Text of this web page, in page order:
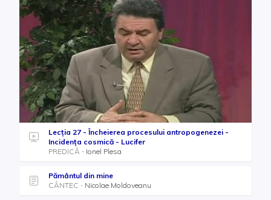
Lecția 27 - Încheierea procesului antropogenezei -
Incidenţa cosmică - Lucifer
PREDICĂ
Ionel Plesa
Pământul din mine
CÂNTEC
Nicolae Moldoveanu